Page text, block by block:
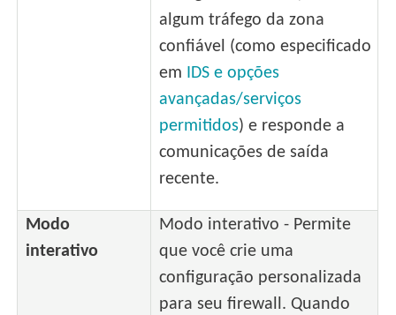
algum tráfego da zona
confiável (como especificado
em IDS e opções
avançadas/serviços
permitidos) e responde a
comunicações de saída
recente.
Modo
interativo
Modo interativo - Permite
que você crie uma
configuração personalizada
para seu firewall. Quando